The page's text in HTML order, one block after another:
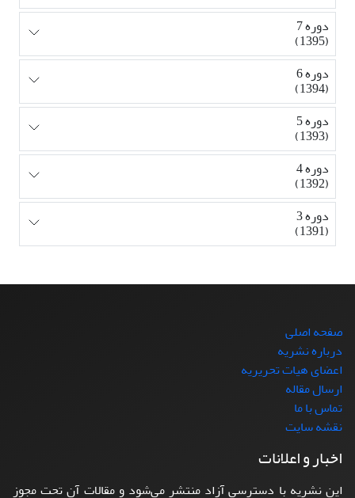
دوره 7
(1395)
دوره 6
(1394)
دوره 5
(1393)
دوره 4
(1392)
دوره 3
(1391)
صفحه اصلی
درباره نشریه
اعضای هیات تحریریه
ارسال مقاله
تماس با ما
نقشه سایت
اخبار و اعلانات
این نشریه با دسترسی آزاد منتشر می‌شود و مقالات آن تحت مجوز